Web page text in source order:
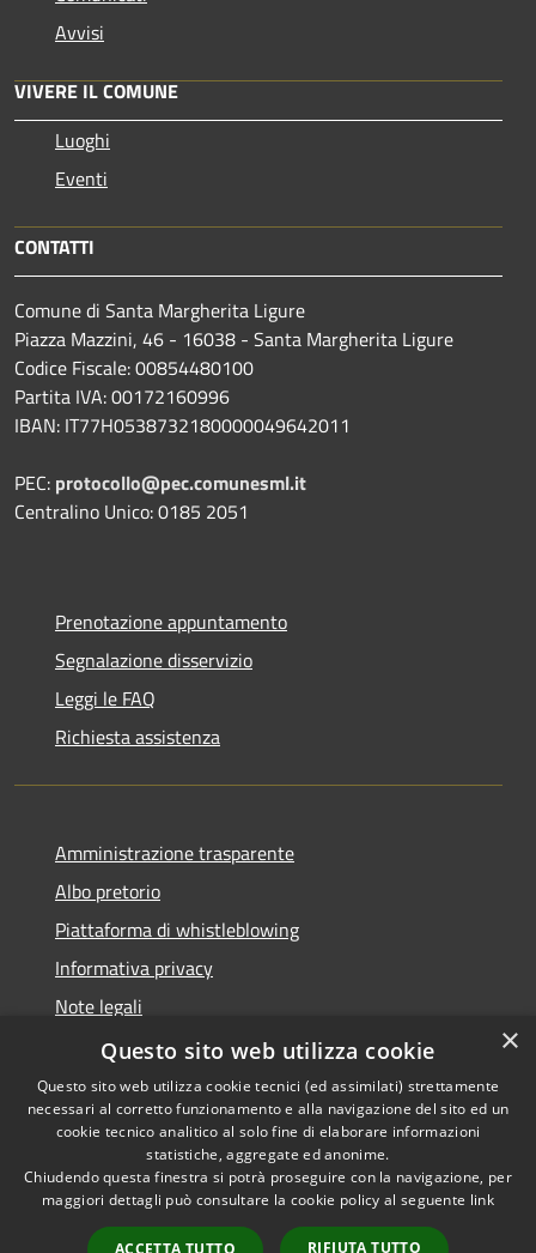
Avvisi
VIVERE IL COMUNE
Luoghi
Eventi
CONTATTI
Comune di Santa Margherita Ligure
Piazza Mazzini, 46 - 16038 - Santa Margherita Ligure
Codice Fiscale: 00854480100
Partita IVA: 00172160996
IBAN: IT77H0538732180000049642011
PEC: protocollo@pec.comunesml.it
Centralino Unico: 0185 2051
Prenotazione appuntamento
Segnalazione disservizio
Leggi le FAQ
Richiesta assistenza
Amministrazione trasparente
Albo pretorio
Piattaforma di whistleblowing
Informativa privacy
Note legali
Dichiarazione di accessibilità
RSS
Accessibilità
© 2022 • Comune di Santa
Margherita Ligure •
Powered by
×
Questo sito web utilizza cookie
Questo sito web utilizza cookie tecnici (ed assimilati) strettamente
necessari al corretto funzionamento e alla navigazione del sito ed un
cookie tecnico analitico al solo fine di elaborare informazioni
statistiche, aggregate ed anonime.
Chiudendo questa finestra si potrà proseguire con la navigazione, per
maggiori dettagli può consultare la cookie policy al seguente link
ACCETTA TUTTO RIFIUTA TUTTO